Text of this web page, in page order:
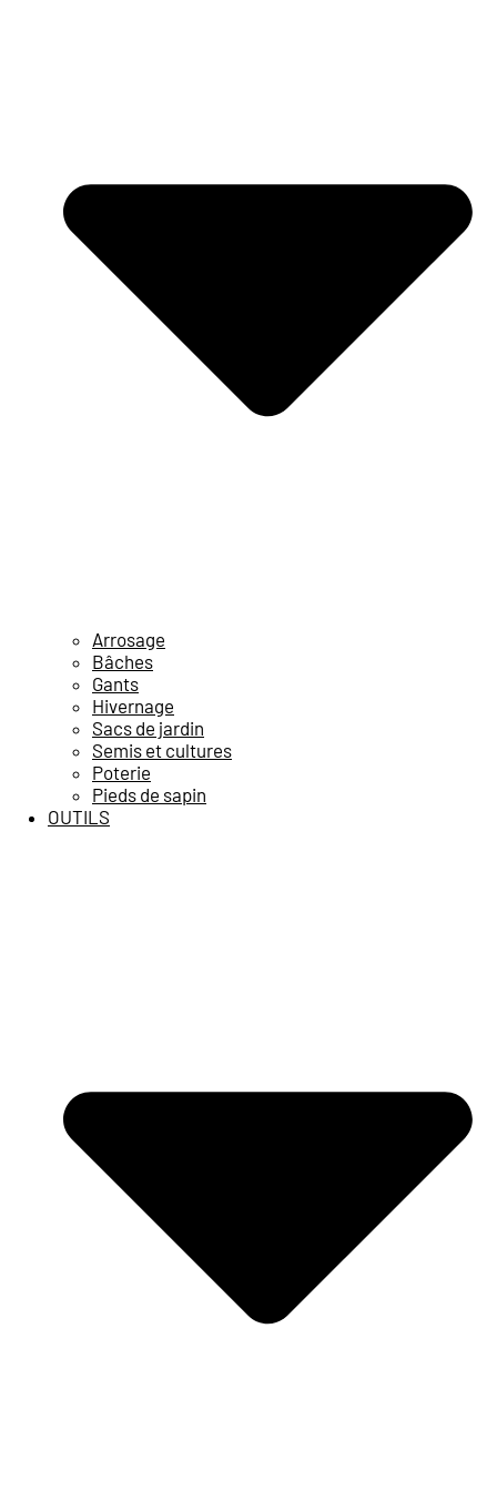
Arrosage
Bâches
Gants
Hivernage
Sacs de jardin
Semis et cultures
Poterie
Pieds de sapin
OUTILS